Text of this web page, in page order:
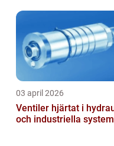
03 april 2026
Ventiler hjärtat i hydraulik
och industriella system